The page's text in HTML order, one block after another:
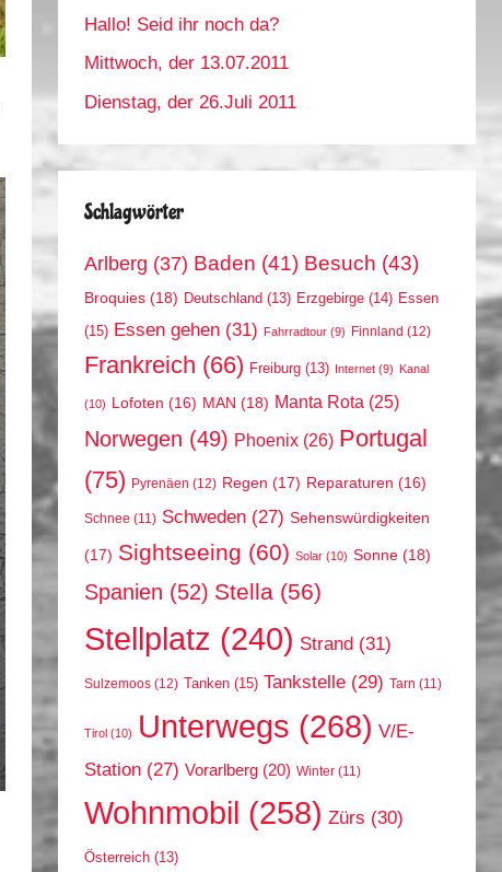
Hallo! Seid ihr noch da?
Mittwoch, der 13.07.2011
Dienstag, der 26.Juli 2011
Schlagwörter
Arlberg (37) Baden (41) Besuch (43)
Broquies (18) Deutschland (13) Erzgebirge (14) Essen
(15) Essen gehen (31) Fahrradtour (9) Finnland (12)
Frankreich (66) Freiburg (13) Internet (9) Kanal
(10) Lofoten (16) MAN (18) Manta Rota (25)
Norwegen (49) Phoenix (26) Portugal
(75) Pyrenäen (12) Regen (17) Reparaturen (16)
Schnee (11) Schweden (27) Sehenswürdigkeiten
(17) Sightseeing (60) Solar (10) Sonne (18)
Spanien (52) Stella (56)
Stellplatz (240) Strand (31)
Sulzemoos (12) Tanken (15) Tankstelle (29) Tarn (11)
Tirol (10) Unterwegs (268) V/E-
Station (27) Vorarlberg (20) Winter (11)
Wohnmobil (258) Zürs (30)
Österreich (13)